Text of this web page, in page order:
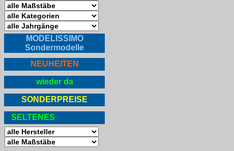
MODELISSIMO
Sondermodelle
NEUHEITEN
wieder da
SONDERPREISE
SELTENES